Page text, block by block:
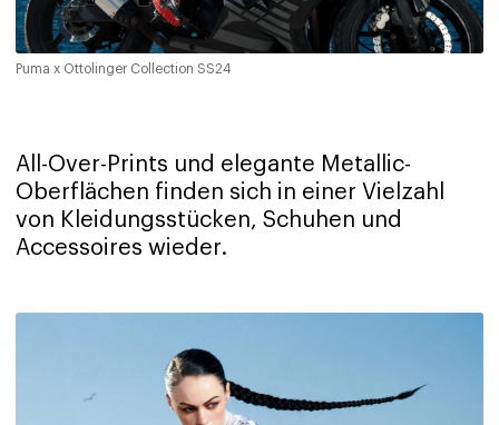
Puma x Ottolinger Collection SS24
All-Over-Prints und elegante Metallic-
Oberflächen finden sich in einer Vielzahl
von Kleidungsstücken, Schuhen und
Accessoires wieder.